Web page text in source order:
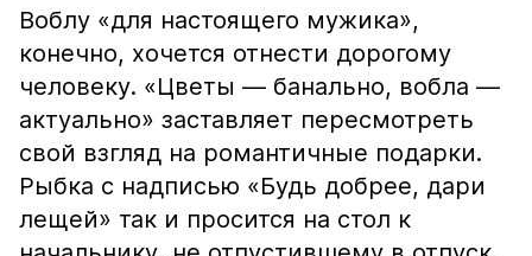
Воблу «для настоящего мужика»,
конечно, хочется отнести дорогому
человеку. «Цветы — банально, вобла —
актуально» заставляет пересмотреть
свой взгляд на романтичные подарки.
Рыбка с надписью «Будь добрее, дари
лещей» так и просится на стол к